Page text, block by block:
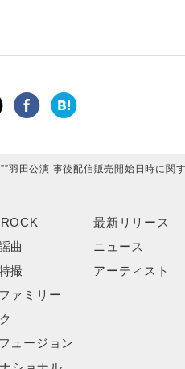
田公演 事後配信販売開始日時に関
曲
撮
ァミリー
ュージョン
最新リリース
ニュース
アーティスト